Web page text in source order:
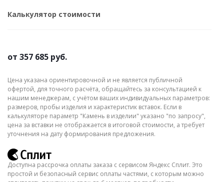
Калькулятор стоимости
от 357 685 руб.
Цена указана ориентировочной и не является публичной
офертой, для точного расчёта, обращайтесь за консультацией к
нашим менеджерам, с учётом ваших индивидуальных параметров:
размеров, пробы изделия и характеристик вставок. Если в
калькуляторе параметр "Камень в изделии" указано "по запросу",
цена за вставки не отображается в итоговой стоимости, а требует
уточнения на дату формирования предложения.
Доступна рассрочка оплаты заказа с сервисом Яндекс Сплит. Это
простой и безопасный сервис оплаты частями, с которым можно